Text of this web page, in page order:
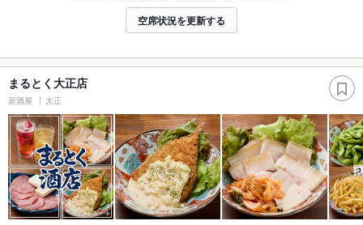
空席状況を更新する
まるとく大正店
居酒屋 大正